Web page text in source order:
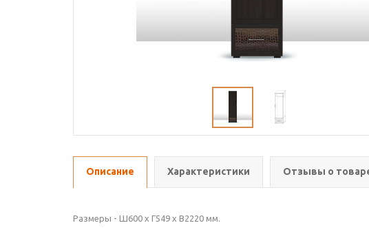
Описание Характеристики Отзывы о
Размеры - Ш600 х Г549 х В2220 мм.